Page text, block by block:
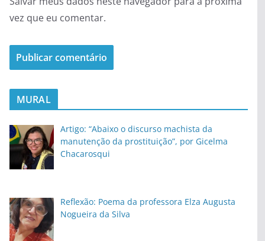
vez que eu comentar.
MURAL
Artigo: “Abaixo o discurso machista da
manutenção da prostituição”, por Gicelma
Chacarosqui
Reflexão: Poema da professora Elza Augusta
Nogueira da Silva